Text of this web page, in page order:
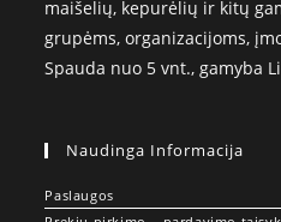
maišelių, kepurėlių ir kitų
grupėms, organizacijoms,
Spauda nuo 5 vnt., gamyba
Naudinga Informacija
Paslaugos